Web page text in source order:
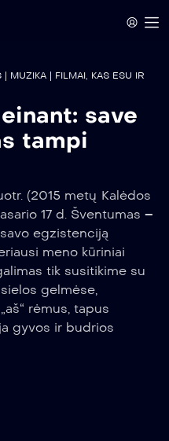
MUZIKA | FILMAI, KAS ESU IR
save
tampi
(2015 metų Kalėdos
17 d. Šventumas –
egzistenciją
meno kūriniai
tik susitikime su
gelmėse,
rėmus, tapus
gyvos ir budrios